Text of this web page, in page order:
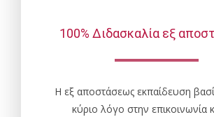
100% Διδασκαλία εξ
Η εξ αποστάσεως εκπαίδευση
κύριο λόγο στην επικοινωνία